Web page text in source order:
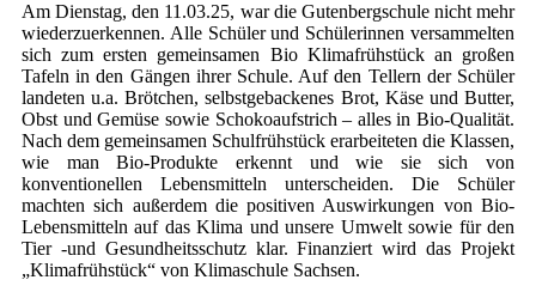
Am Dienstag, den 11.03.25, war die Gutenbergschule nicht mehr
wiederzuerkennen. Alle Schüler und Schülerinnen versammelten
sich zum ersten gemeinsamen Bio Klimafrühstück an großen
Tafeln in den Gängen ihrer Schule. Auf den Tellern der Schüler
landeten u.a. Brötchen, selbstgebackenes Brot, Käse und Butter,
Obst und Gemüse sowie Schokoaufstrich – alles in Bio-Qualität.
Nach dem gemeinsamen Schulfrühstück erarbeiteten die Klassen,
wie man Bio-Produkte erkennt und wie sie sich von
konventionellen Lebensmitteln unterscheiden. Die Schüler
machten sich außerdem die positiven Auswirkungen von Bio-
Lebensmitteln auf das Klima und unsere Umwelt sowie für den
Tier -und Gesundheitsschutz klar. Finanziert wird das Projekt
„Klimafrühstück“ von Klimaschule Sachsen.